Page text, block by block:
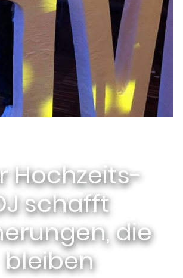
Hochzeits-
schafft
die
bleiben